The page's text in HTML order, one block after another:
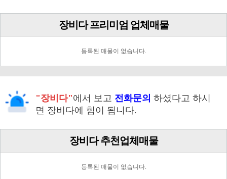
장비다 프리미엄 업체매물
등록된 매물이 없습니다.
"장비다"에서 보고 전화문의 하셨다고 하시
면 장비다에 힘이 됩니다.
장비다 추천업체매물
등록된 매물이 없습니다.